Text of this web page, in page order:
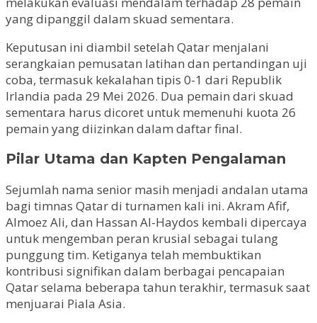
yang dipanggil dalam skuad sementara.
Keputusan ini diambil setelah Qatar menjalani
serangkaian pemusatan latihan dan pertandingan uji
coba, termasuk kekalahan tipis 0-1 dari Republik
Irlandia pada 29 Mei 2026. Dua pemain dari skuad
sementara harus dicoret untuk memenuhi kuota 26
pemain yang diizinkan dalam daftar final.
Pilar Utama dan Kapten Pengalaman
Sejumlah nama senior masih menjadi andalan utama
bagi timnas Qatar di turnamen kali ini. Akram Afif,
Almoez Ali, dan Hassan Al-Haydos kembali dipercaya
untuk mengemban peran krusial sebagai tulang
punggung tim. Ketiganya telah membuktikan
kontribusi signifikan dalam berbagai pencapaian
Qatar selama beberapa tahun terakhir, termasuk saat
menjuarai Piala Asia.